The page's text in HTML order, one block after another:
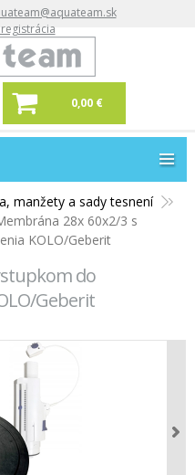
0,00 €
manžety a sady tesnení
28x 60x2/3 s
KOLO/Geberit
do
Geberit